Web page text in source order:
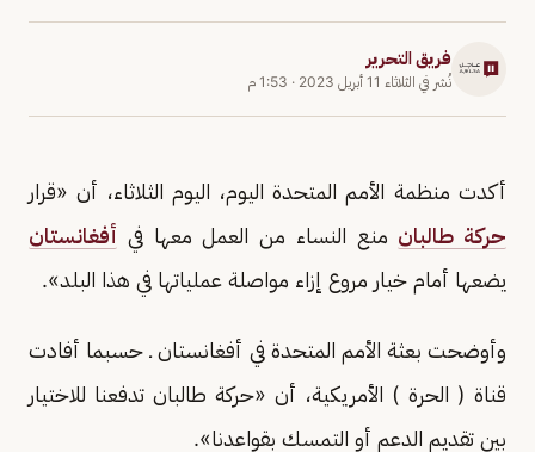
فريق التحرير
نُشر في الثلاثاء 11 أبريل 2023 · 1:53 م
أكدت منظمة الأمم المتحدة اليوم، اليوم الثلاثاء، أن «قرار
حركة طالبان منع النساء من العمل معها في أفغانستان
يضعها أمام خيار مروع إزاء مواصلة عملياتها في هذا البلد».
وأوضحت بعثة الأمم المتحدة في أفغانستان ـ حسبما أفادت
قناة ( الحرة ) الأمريكية، أن «حركة طالبان تدفعنا للاختيار
بين تقديم الدعم أو التمسك بقواعدنا».